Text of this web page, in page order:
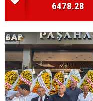
6478.28